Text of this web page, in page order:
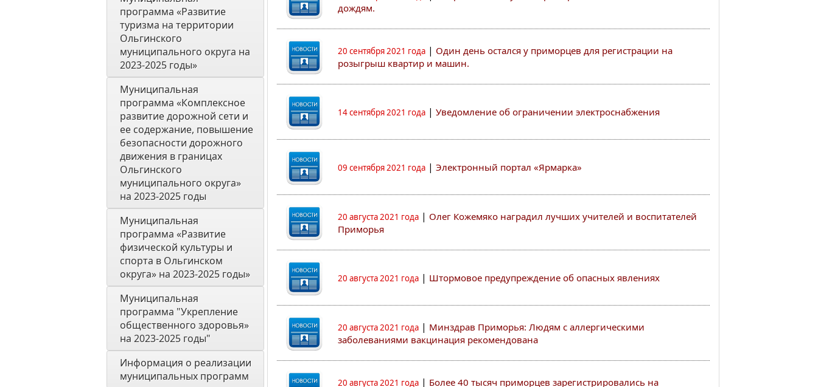
программа «Развитие
туризма на территории
Ольгинского
муниципального округа на
2023-2025 годы»
Муниципальная
программа «Комплексное
развитие дорожной сети и
ее содержание, повышение
безопасности дорожного
движения в границах
Ольгинского
муниципального округа»
на 2023-2025 годы
Муниципальная
программа «Развитие
физической культуры и
спорта в Ольгинском
округа» на 2023-2025 годы»
Муниципальная
программа "Укрепление
общественного здоровья»
на 2023-2025 годы"
Информация о реализации
муниципальных программ
дождям.
20 сентября 2021 года | Один день остался у приморцев для регистрации на
розыгрыш квартир и машин.
14 сентября 2021 года | Уведомление об ограничении электроснабжения
09 сентября 2021 года | Электронный портал «Ярмарка»
20 августа 2021 года | Олег Кожемяко наградил лучших учителей и воспитателей
Приморья
20 августа 2021 года | Штормовое предупреждение об опасных явлениях
20 августа 2021 года | Минздрав Приморья: Людям с аллергическими
заболеваниями вакцинация рекомендована
20 августа 2021 года | Более 40 тысяч приморцев зарегистрировались на